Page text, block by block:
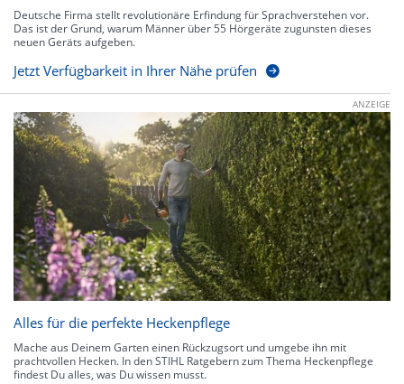
Deutsche Firma stellt revolutionäre Erfindung für Sprachverstehen vor.
Das ist der Grund, warum Männer über 55 Hörgeräte zugunsten dieses
neuen Geräts aufgeben.
Jetzt Verfügbarkeit in Ihrer Nähe prüfen
ANZEIGE
Alles für die perfekte Heckenpflege
Mache aus Deinem Garten einen Rückzugsort und umgebe ihn mit
prachtvollen Hecken. In den STIHL Ratgebern zum Thema Heckenpflege
findest Du alles, was Du wissen musst.